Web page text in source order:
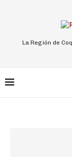
La Región de